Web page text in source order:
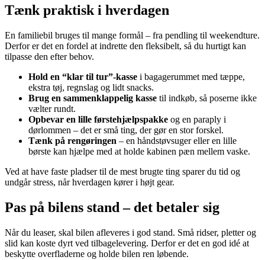
Tænk praktisk i hverdagen
En familiebil bruges til mange formål – fra pendling til weekendture.
Derfor er det en fordel at indrette den fleksibelt, så du hurtigt kan
tilpasse den efter behov.
Hold en “klar til tur”-kasse i bagagerummet med tæppe,
ekstra tøj, regnslag og lidt snacks.
Brug en sammenklappelig kasse til indkøb, så poserne ikke
vælter rundt.
Opbevar en lille førstehjælpspakke og en paraply i
dørlommen – det er små ting, der gør en stor forskel.
Tænk på rengøringen – en håndstøvsuger eller en lille
børste kan hjælpe med at holde kabinen pæn mellem vaske.
Ved at have faste pladser til de mest brugte ting sparer du tid og
undgår stress, når hverdagen kører i højt gear.
Pas på bilens stand – det betaler sig
Når du leaser, skal bilen afleveres i god stand. Små ridser, pletter og
slid kan koste dyrt ved tilbagelevering. Derfor er det en god idé at
beskytte overfladerne og holde bilen ren løbende.